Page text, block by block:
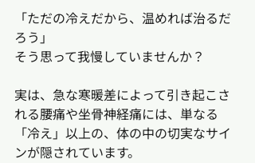
「ただの冷えだから、温めれば治るだ
ろう」
そう思って我慢していませんか？
実は、急な寒暖差によって引き起こさ
れる腰痛や坐骨神経痛には、単なる
「冷え」以上の、体の中の切実なサイ
ンが隠されています。